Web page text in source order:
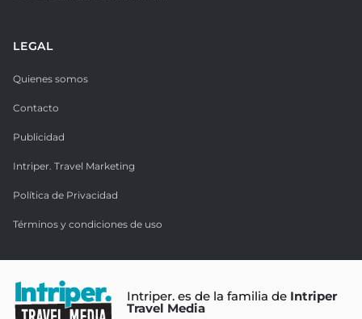
LEGAL
Quienes somos
Contacto
Publicidad
Intriper. Travel Marketing
Política de Privacidad
Términos y condiciones de uso
Intriper. es de la familia de Intriper
Travel Media